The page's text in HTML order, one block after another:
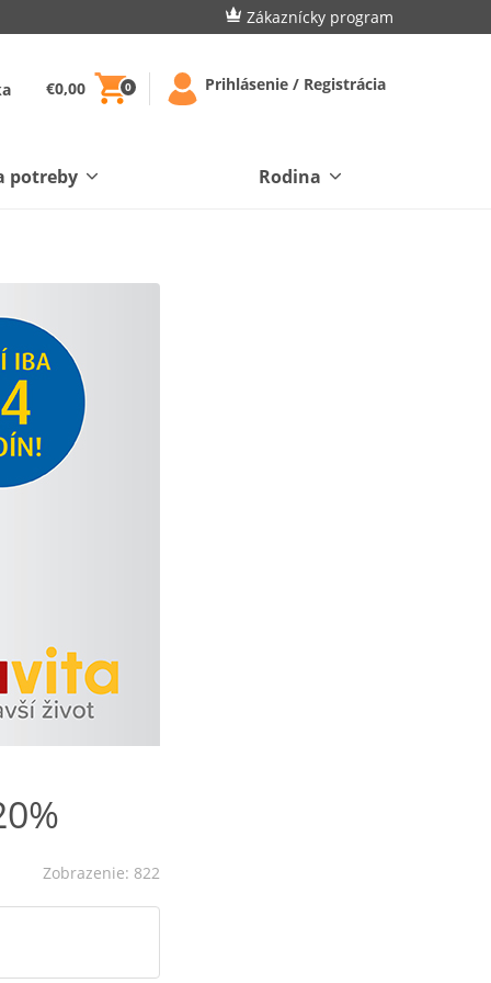
Zákaznícky program
€0,00 0 Prihlásenie / Registrácia
potreby Rodina
Zobrazenie: 822